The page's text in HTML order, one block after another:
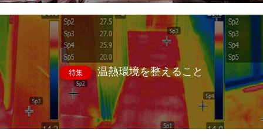
特集 温熱環境を整えること